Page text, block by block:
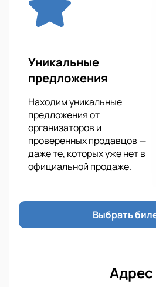
14-2
До 83,9 кг Мурад
До 61,2 кг Абдул-Рахман
Грозный), 22-5 vs. Олег
До 56,7 кг Джосиел
Азам Гафоров
До 61,2 кг Шамиль
Грозный), 10-2 vs. Расул
Москва), 18-1
До 70,3 кг Денис Канаков
До 61,2 кг Клеверсон
vs. Фатхидин Собиров
Уникальные
предложения
Находим уникальные
предложения от
организаторов и
проверенных продавцов —
даже те, которых уже нет в
официальной продаже.
Выбрать
Адрес